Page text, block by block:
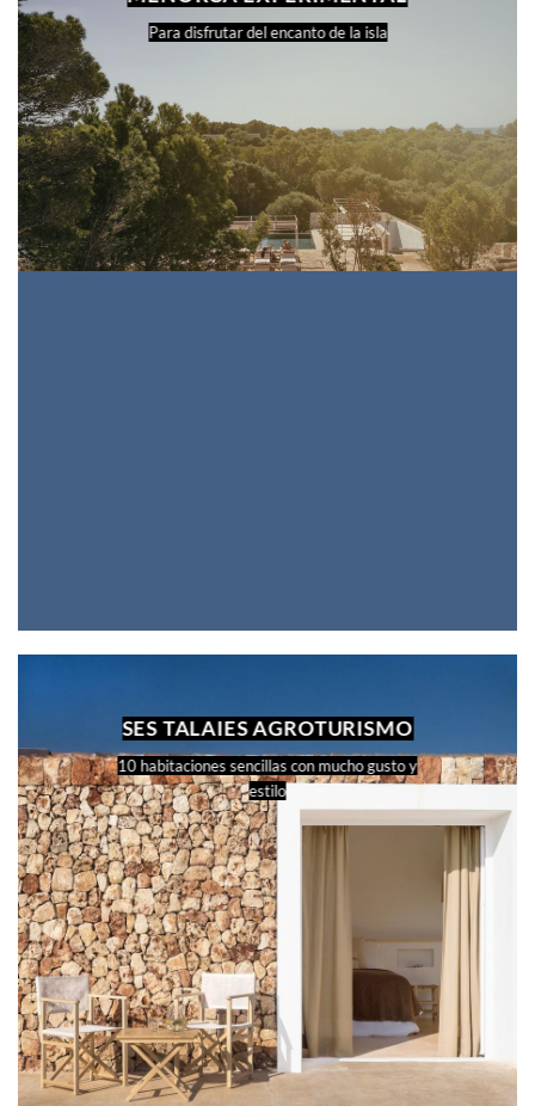
Para disfrutar del encanto de la isla
SES TALAIES AGROTURISMO
10 habitaciones sencillas con mucho gusto y
estilo